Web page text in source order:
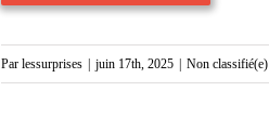
Par lessurprises juin 17th, 2025 Non classifié(e)